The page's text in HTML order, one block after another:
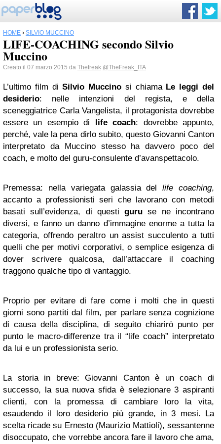
HOME › SILVIO MUCCINO
LIFE-COACHING secondo Silvio
Muccino
Creato il 07 marzo 2015 da Thefreak @TheFreak_ITA
L’ultimo film diSilvio Muccino si chiama Le leggi del
desiderio: nelle intenzioni del regista, e della
sceneggiatrice Carla Vangelista, il protagonista dovrebbe
essere un esempio di life coach: dovrebbe appunto,
perché, vale la pena dirlo subito, questo Giovanni Canton
interpretato da Muccino stesso ha davvero poco del
coach, e molto del guru-consulente d’avanspettacolo.
Premessa: nella variegata galassia dellife coaching,
accanto a professionisti seri che lavorano con metodi
basati sull’evidenza, di questiguru se ne incontrano
diversi, e fanno un danno d’immagine enorme a tutta la
categoria, offrendo peraltro un assist succulento a tutti
quelli che per motivi corporativi, o semplice esigenza di
dover scrivere qualcosa, dall’attaccare il coaching
traggono qualche tipo di vantaggio.
Proprio per evitare di fare come i molti che in questi
giorni sono partiti dal film, per parlare senza cognizione
di causa della disciplina, di seguito chiarirò punto per
punto le macro-differenze tra il “life coach” interpretato
da lui e un professionista serio.
La storia in breve: Giovanni Canton è un coach di
successo, la sua nuova sfida è selezionare 3 aspiranti
clienti, con la promessa di cambiare loro la vita,
esaudendo il loro desiderio più grande, in 3 mesi. La
scelta ricade su Ernesto (Maurizio Mattioli), sessantenne
disoccupato, che vorrebbe ancora fare il lavoro che ama,